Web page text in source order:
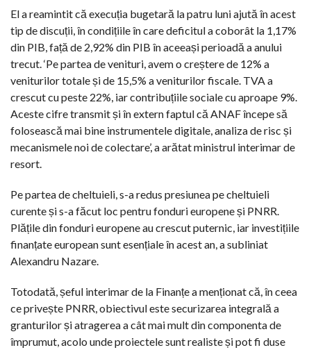
El a reamintit că execuția bugetară la patru luni ajută în acest
tip de discuții, în condițiile în care deficitul a coborât la 1,17%
din PIB, față de 2,92% din PIB în aceeași perioadă a anului
trecut. ‘Pe partea de venituri, avem o creștere de 12% a
veniturilor totale și de 15,5% a veniturilor fiscale. TVA a
crescut cu peste 22%, iar contribuțiile sociale cu aproape 9%.
Aceste cifre transmit și în extern faptul că ANAF începe să
folosească mai bine instrumentele digitale, analiza de risc și
mecanismele noi de colectare’, a arătat ministrul interimar de
resort.
Pe partea de cheltuieli, s-a redus presiunea pe cheltuieli
curente și s-a făcut loc pentru fonduri europene și PNRR.
Plățile din fonduri europene au crescut puternic, iar investițiile
finanțate european sunt esențiale în acest an, a subliniat
Alexandru Nazare.
Totodată, șeful interimar de la Finanțe a menționat că, în ceea
ce privește PNRR, obiectivul este securizarea integrală a
granturilor și atragerea a cât mai mult din componenta de
împrumut, acolo unde proiectele sunt realiste și pot fi duse